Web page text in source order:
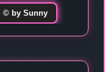
© by Sunny